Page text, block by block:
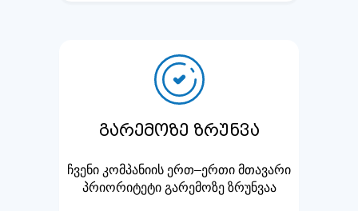
გარემოზე ზრუნვა
ჩვენი კომპანიის ერთ–ერთი მთავარი
პრიორიტეტი გარემოზე ზრუნვაა